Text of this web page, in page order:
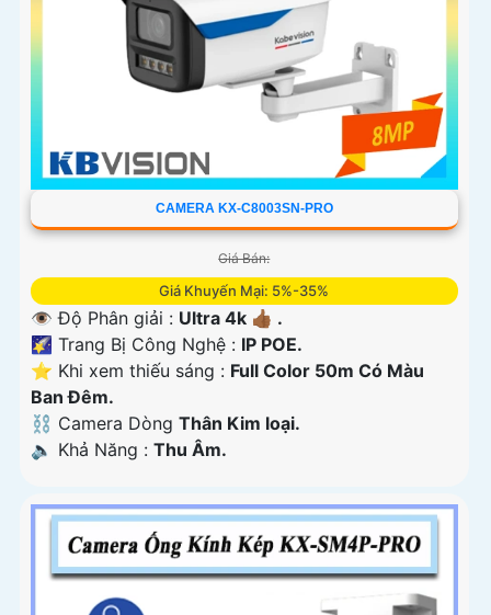
CAMERA KX-C8003SN-PRO
Giá Bán:
Giá Khuyến Mại: 5%-35%
👁 Độ Phân giải : Ultra 4k 👍🏾 .
🌠 Trang Bị Công Nghệ : IP POE.
⭐ Khi xem thiếu sáng : Full Color 50m Có Màu
Ban Ðêm.
⛓ Camera Dòng Thân Kim loại.
️🔈 Khả Năng : Thu Âm.